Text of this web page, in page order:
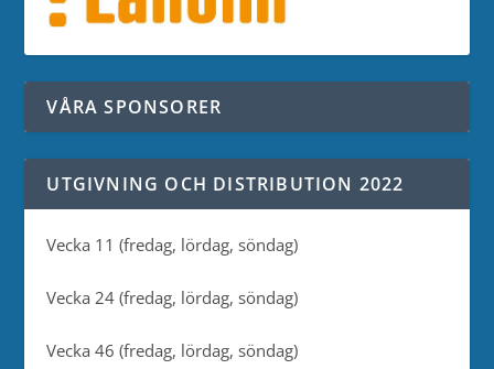
VÅRA SPONSORER
UTGIVNING OCH DISTRIBUTION 2022
Vecka 11 (fredag, lördag, söndag)
Vecka 24 (fredag, lördag, söndag)
Vecka 46 (fredag, lördag, söndag)